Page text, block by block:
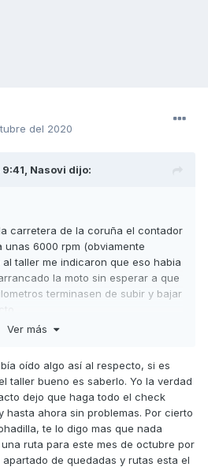
del 2020
Nasovi dijo:
carretera de la coruña el contador
unas 6000 rpm (obviamente
taller me indicaron que eso habia
la moto sin esperar a que
terminasen de subir y bajar
que sepa el motivo.
Ver más
oído algo así al respecto, si es
taller bueno es saberlo. Yo la verdad
dejo que haga todo el check
hasta ahora sin problemas. Por cierto
te lo digo mas que nada
ruta para este mes de octubre por
de quedadas y rutas esta el